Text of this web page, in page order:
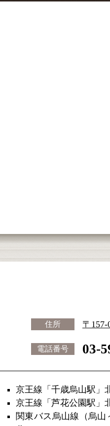
住所 〒
電話番号 03-
京王線「千歳烏山駅」
京王線「芦花公園駅」
関東バス烏山線（烏山